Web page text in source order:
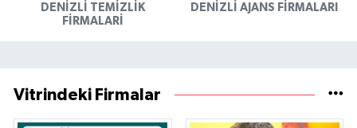
DENIZLI TEMIZLIK
FIRMALARI
DENIZLI AJANS FIRMALARI
Vitrindeki Firmalar